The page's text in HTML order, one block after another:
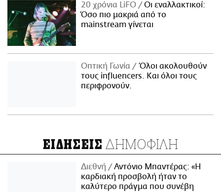
20 χρόνια LiFO
Οι εναλλακτικοί:
Όσο πιο μακριά από το
mainstream γίνεται
Οπτική Γωνία
Όλοι ακολουθούν
τους influencers. Και όλοι τους
περιφρονούν.
ΕΙΔΗΣΕΙΣ ΔΗΜΟΦΙΛΗ
Διεθνή
Αντόνιο Μπαντέρας: «Η
καρδιακή προσβολή ήταν το
καλύτερο πράγμα που συνέβη